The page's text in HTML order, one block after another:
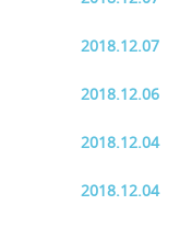
2018.12.07
2018.12.06
2018.12.04
2018.12.04